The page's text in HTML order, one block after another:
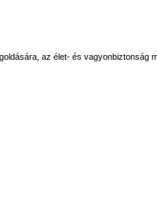
az élet- és vagyonbiztonság